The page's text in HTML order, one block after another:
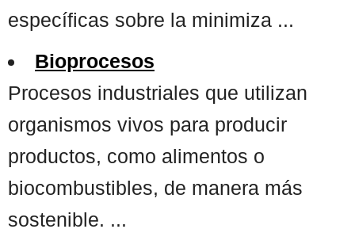
específicas sobre la minimiza ...
Bioprocesos
Procesos industriales que utilizan
organismos vivos para producir
productos, como alimentos o
biocombustibles, de manera más
sostenible. ...